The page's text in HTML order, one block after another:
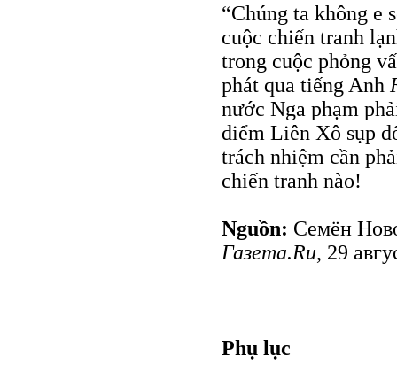
“Chúng ta không e
cuộc chiến tranh
trong cuộc phỏng
phát qua tiếng Anh
nước Nga phạm
điểm Liên Xô sụp
trách nhiệm cần
chiến tranh nào!
Nguồn: Семён
Газета.Ru, 29
Phụ lục